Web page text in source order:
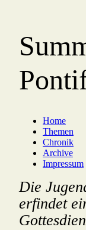
Home
Themen
Chronik
Archive
Impressum
Die
erfindet